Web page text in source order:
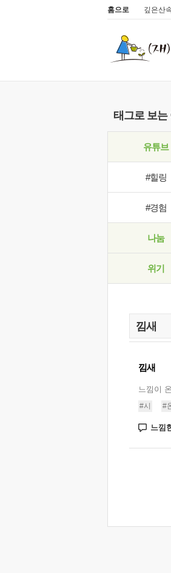
홈으로 깊은산
태그로 보는
유튜브
#힐링
#경험
나눔
위기
낌새
느낌이
#시 #
느낌